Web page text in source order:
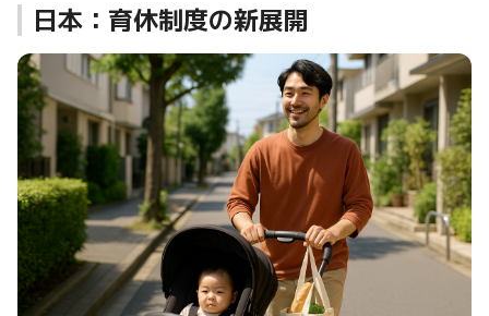
日本：育休制度の新展開